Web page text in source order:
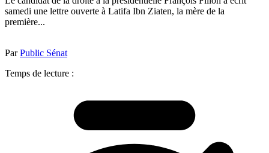
samedi une lettre ouverte à Latifa Ibn Ziaten, la mère de la
première...
ParPublic Sénat
Temps de lecture :